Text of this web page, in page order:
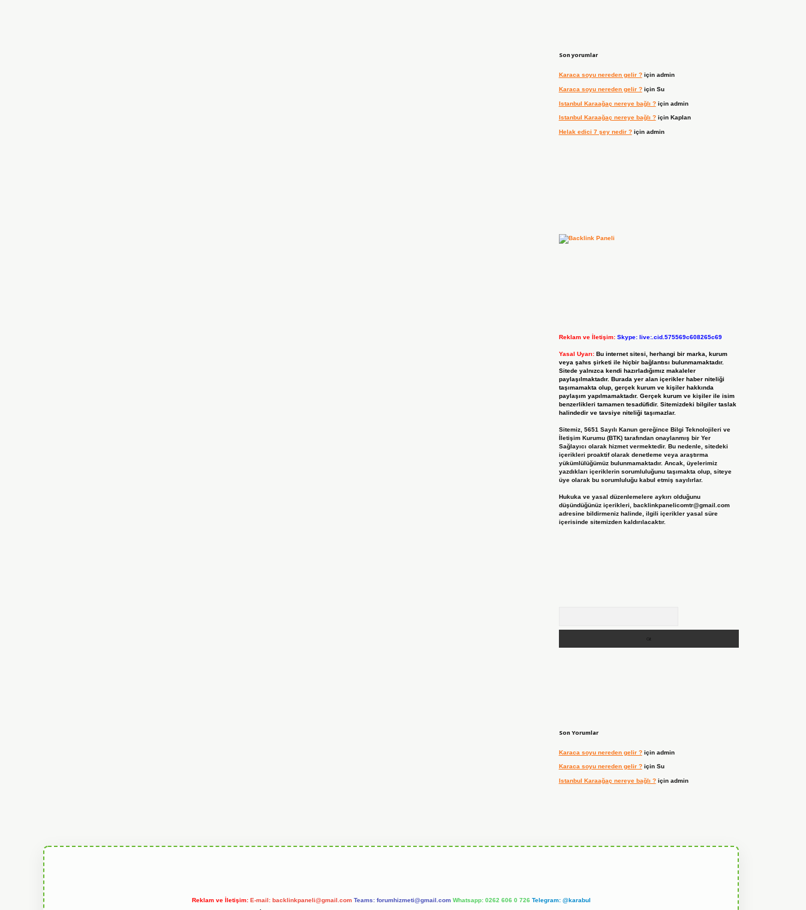
Son yorumlar
Karaca soyu nereden gelir ?için admin
Karaca soyu nereden gelir ?için Su
Istanbul Karaağaç nereye bağlı ?için admin
Istanbul Karaağaç nereye bağlı ?için Kaplan
Helak edici 7 şey nedir ?için admin
Reklam ve İletişim: Skype: live:.cid.575569c608265c69
Yasal Uyarı: Bu internet sitesi, herhangi bir marka, kurum
veya şahıs şirketi ile hiçbir bağlantısı bulunmamaktadır.
Sitede yalnızca kendi hazırladığımız makaleler
paylaşılmaktadır. Burada yer alan içerikler haber niteliği
taşımamakta olup, gerçek kurum ve kişiler hakkında
paylaşım yapılmamaktadır. Gerçek kurum ve kişiler ile isim
benzerlikleri tamamen tesadüfidir. Sitemizdeki bilgiler taslak
halindedir ve tavsiye niteliği taşımazlar.
Sitemiz, 5651 Sayılı Kanun gereğince Bilgi Teknolojileri ve
İletişim Kurumu (BTK) tarafından onaylanmış bir Yer
Sağlayıcı olarak hizmet vermektedir. Bu nedenle, sitedeki
içerikleri proaktif olarak denetleme veya araştırma
yükümlülüğümüz bulunmamaktadır. Ancak, üyelerimiz
yazdıkları içeriklerin sorumluluğunu taşımakta olup, siteye
üye olarak bu sorumluluğu kabul etmiş sayılırlar.
Hukuka ve yasal düzenlemelere aykırı olduğunu
düşündüğünüz içerikleri, backlinkpanelicomtr@gmail.com
adresine bildirmeniz halinde, ilgili içerikler yasal süre
içerisinde sitemizden kaldırılacaktır.
Son Yorumlar
Karaca soyu nereden gelir ?için admin
Karaca soyu nereden gelir ?için Su
Istanbul Karaağaç nereye bağlı ?için admin
Reklam ve İletişim: E-mail: backlinkpaneli@gmail.com Teams: forumhizmeti@gmail.com Whatsapp: 0262 606 0 726 Telegram: @karabul